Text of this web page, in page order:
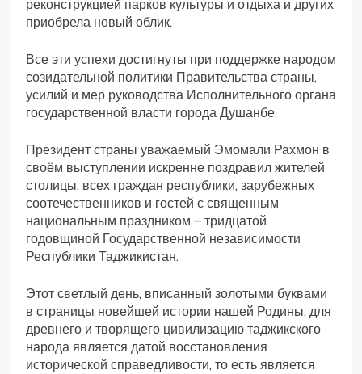
реконструкцией парков культуры и отдыха и других
приобрела новый облик.
Все эти успехи достигнуты при поддержке народом
созидательной политики Правительства страны,
усилий и мер руководства Исполнительного органа
государственной власти города Душанбе.
Президент страны уважаемый Эмомали Рахмон в
своём выступлении искренне поздравил жителей
столицы, всех граждан республики, зарубежных
соотечественников и гостей с священным
национальным праздником – тридцатой
годовщиной Государственной независимости
Республики Таджикистан.
Этот светлый день, вписанный золотыми буквами
в страницы новейшей истории нашей Родины, для
древнего и творящего цивилизацию таджикского
народа является датой восстановления
исторической справедливости, то есть является